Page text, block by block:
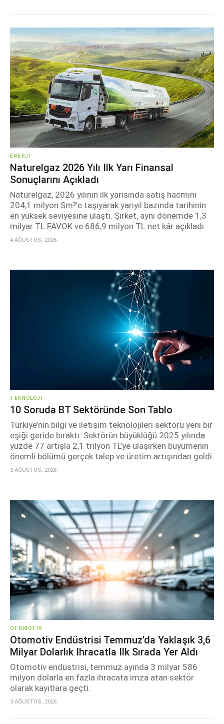
ENERJI
Naturelgaz 2026 Yılı Ilk Yarı Finansal
Sonuçlarını Açıkladı
Naturelgaz, 2026 yılının ilk yarısında satış hacmini
204,1 milyon Sm³’e taşıyarak yarıyıl bazında tarihinin
en yüksek seviyesine ulaştı. Şirket, aynı dönemde 1,3
milyar TL FAVÖK ve 686,9 milyon TL net kâr açıkladı.
4 AĞUSTOS, 2026
TEKNOLOJI
10 Soruda BT Sektöründe Son Tablo
Türkiye’nin bilgi ve iletişim teknolojileri sektörü yeni bir
eşiği geride bıraktı. Sektörün büyüklüğü 2025 yılında
yüzde 77 artışla 2,1 trilyon TL’ye ulaşırken büyümenin
önemli bölümü gerçek talep ve üretim artışından geldi.
3 AĞUSTOS, 2026
OTOMOTIV
Otomotiv Endüstrisi Temmuz'da Yaklaşık 3,6
Milyar Dolarlık Ihracatla Ilk Sırada Yer Aldı
Otomotiv endüstrisi, temmuz ayında 3 milyar 586
milyon dolarla en fazla ihracata imza atan sektör
olarak kayıtlara geçti.
3 AĞUSTOS, 2026